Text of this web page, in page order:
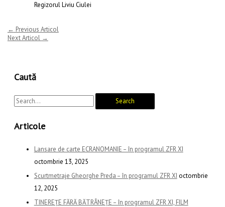
Regizorul Liviu Ciulei
← Previous Articol
Next Articol →
Caută
Articole
Lansare de carte ECRANOMANIE – în programul ZFR XI
octombrie 13, 2025
Scurtmetraje Gheorghe Preda – în programul ZFR XI octombrie
12, 2025
TINEREȚE FĂRĂ BĂTRÂNEȚE – în programul ZFR XI, FILM